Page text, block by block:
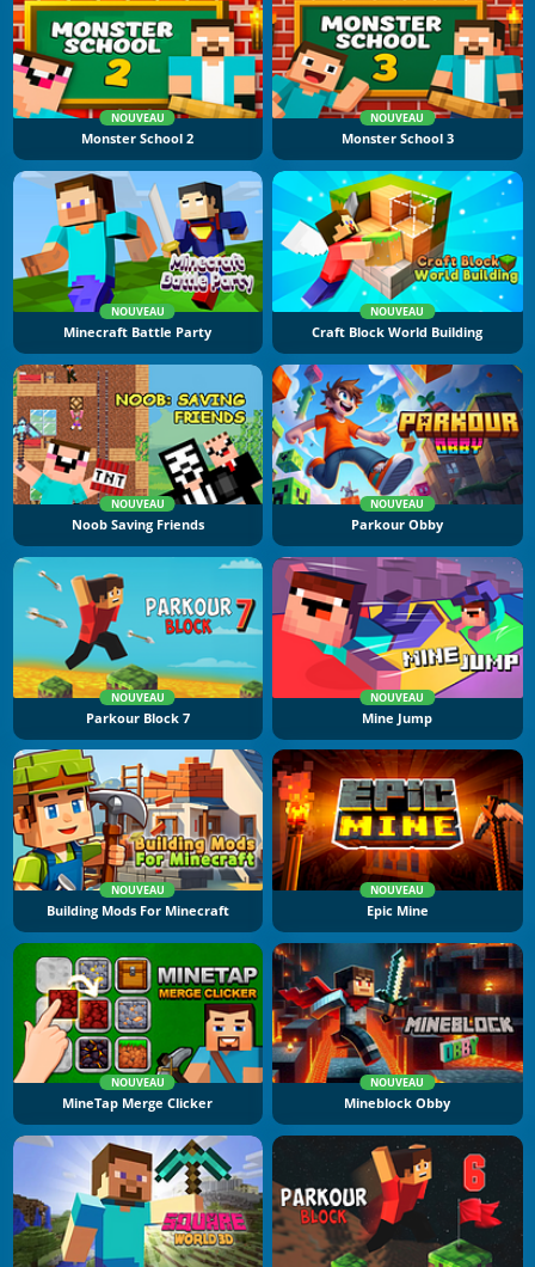
NOUVEAU
Monster School 2
NOUVEAU
Monster School 3
NOUVEAU
Minecraft Battle Party
NOUVEAU
Craft Block World Building
NOUVEAU
Noob Saving Friends
NOUVEAU
Parkour Obby
NOUVEAU
Parkour Block 7
NOUVEAU
Mine Jump
NOUVEAU
Building Mods For Minecraft
NOUVEAU
Epic Mine
NOUVEAU
MineTap Merge Clicker
NOUVEAU
Mineblock Obby